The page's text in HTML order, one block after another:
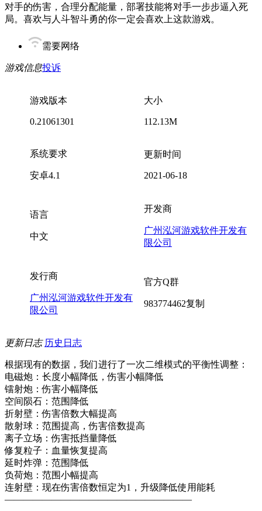
对手的伤害，合理分配能量，部署技能将对手一步步逼入死
局。喜欢与人斗智斗勇的你一定会喜欢上这款游戏。
需要网络
游戏信息投诉
游戏版本
0.21061301
大小
112.13M
系统要求
安卓4.1
更新时间
2021-06-18
语言
中文
开发商
广州泓河游戏软件开发有
限公司
发行商
广州泓河游戏软件开发有
限公司
官方Q群
983774462复制
更新日志 历史日志
根据现有的数据，我们进行了一次二维模式的平衡性调整：
电磁炮：长度小幅降低，伤害小幅降低
镭射炮：伤害小幅降低
空间陨石：范围降低
折射壁：伤害倍数大幅提高
散射球：范围提高，伤害倍数提高
离子立场：伤害抵挡量降低
修复粒子：血量恢复提高
延时炸弹：范围降低
负荷炮：范围小幅提高
连射壁：现在伤害倍数恒定为1，升级降低使用能耗
————————————————————